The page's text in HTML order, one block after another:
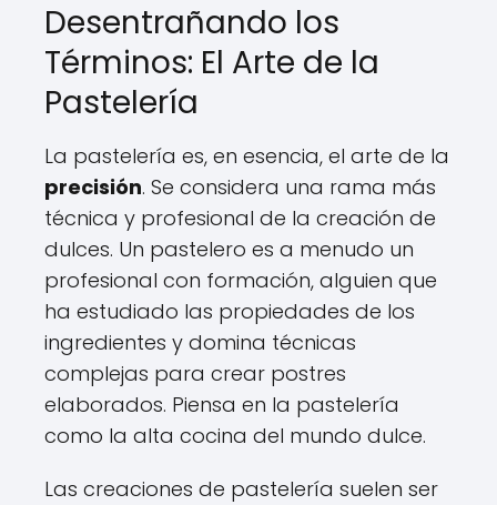
Desentrañando los
Términos: El Arte de la
Pastelería
La pastelería es, en esencia, el arte de la
precisión. Se considera una rama más
técnica y profesional de la creación de
dulces. Un pastelero es a menudo un
profesional con formación, alguien que
ha estudiado las propiedades de los
ingredientes y domina técnicas
complejas para crear postres
elaborados. Piensa en la pastelería
como la alta cocina del mundo dulce.
Las creaciones de pastelería suelen ser